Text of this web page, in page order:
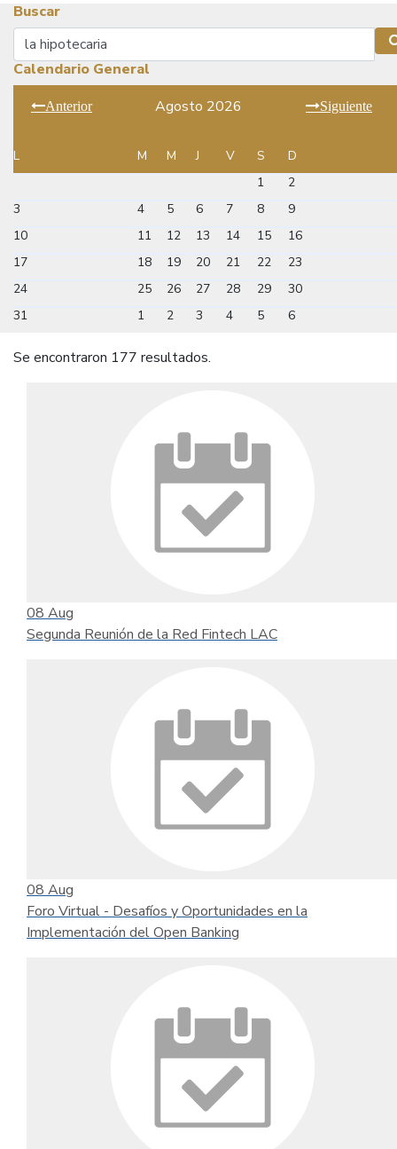
Buscar
Buscar
Calendario General
Anterior Agosto 2026 Siguiente
L M M J V S
D
1
2
3
4 5 6 7 8
9
10
11 12 13 14 15
16
17
18 19 20 21 22
23
24
25 26 27 28 29
30
31
1 2 3 4 5 6
Se encontraron 177 resultados.
08 Aug
Segunda Reunión de la Red Fintech LAC
08 Aug
Foro Virtual - Desafíos y Oportunidades en la
Implementación del Open Banking